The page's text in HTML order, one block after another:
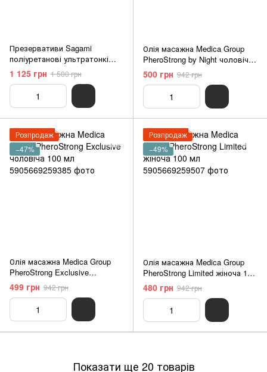
Презервативи Sagami
поліуретанові ультратонкі
0,02 мм 6 шт.
1 125 грн 1 500 грн
Олія масажна Medica Group
PheroStrong by Night чоловіча
100 мл
500 грн 942 грн
Розпродаж
−47%
Олія масажна Medica Group
PheroStrong Exclusive
чоловіча 100 мл
499 грн 942 грн
Розпродаж
−49%
Олія масажна Medica Group
PheroStrong Limited жіноча 100
мл
480 грн 942 грн
Показати ще 20 товарів